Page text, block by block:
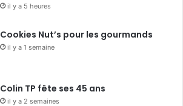
il y a 5 heures
Cookies Nut’s pour les gourmands
il y a 1 semaine
Colin TP fête ses 45 ans
il y a 2 semaines